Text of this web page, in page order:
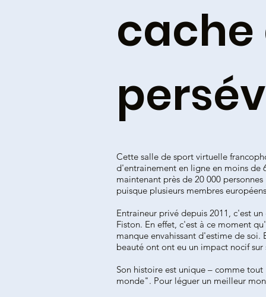
cache
Cette salle de sport virtuelle
d'entrainement en ligne en moins de
maintenant près de 20 000
puisque plusieurs membres
Entraineur privé depuis 2011, c'est
Fiston. En effet, c'est à ce moment
manque envahissant d'estime de
beauté ont ont eu un impact nocif
Son histoire est unique – comme
monde". Pour léguer un meilleur